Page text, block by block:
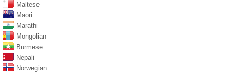
Maltese
Maori
Marathi
Mongolian
Burmese
Nepali
Norwegian